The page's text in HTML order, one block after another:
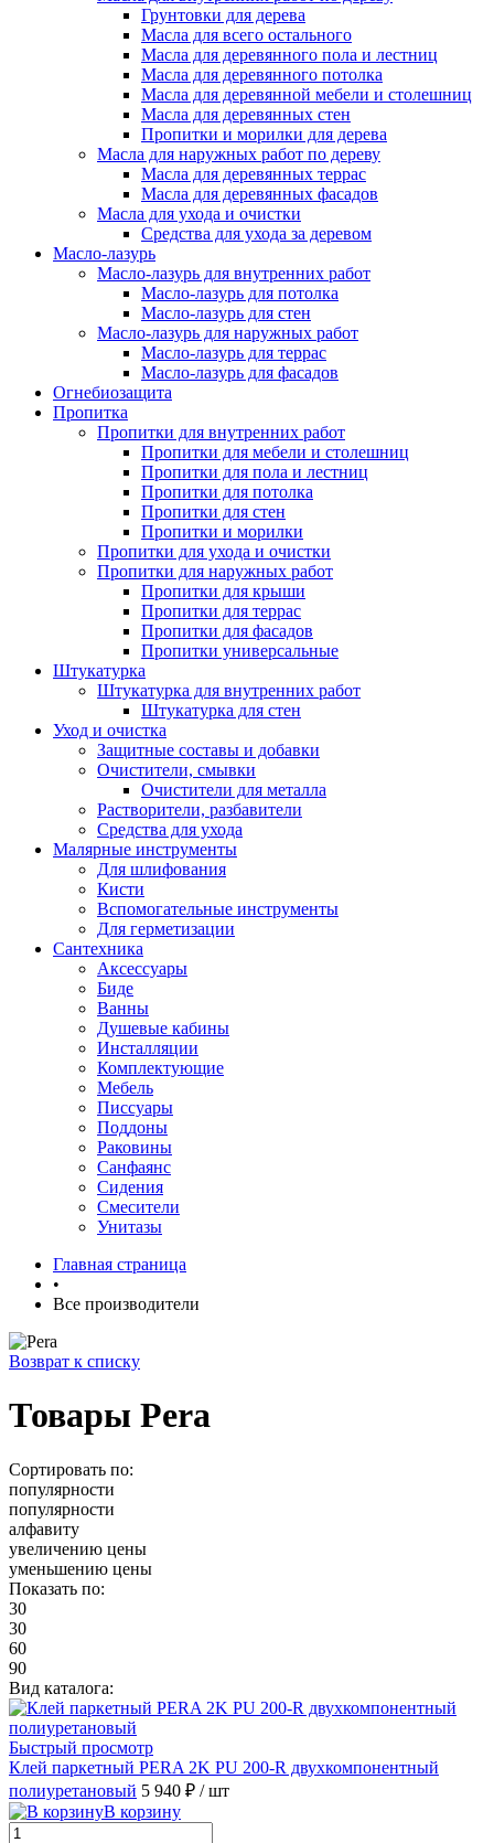
Грунтовки для дерева
Масла для всего остального
Масла для деревянного пола и лестниц
Масла для деревянного потолка
Масла для деревянной мебели и столешниц
Масла для деревянных стен
Пропитки и морилки для дерева
Масла для наружных работ по дереву
Масла для деревянных террас
Масла для деревянных фасадов
Масла для ухода и очистки
Средства для ухода за деревом
Масло-лазурь
Масло-лазурь для внутренних работ
Масло-лазурь для потолка
Масло-лазурь для стен
Масло-лазурь для наружных работ
Масло-лазурь для террас
Масло-лазурь для фасадов
Огнебиозащита
Пропитка
Пропитки для внутренних работ
Пропитки для мебели и столешниц
Пропитки для пола и лестниц
Пропитки для потолка
Пропитки для стен
Пропитки и морилки
Пропитки для ухода и очистки
Пропитки для наружных работ
Пропитки для крыши
Пропитки для террас
Пропитки для фасадов
Пропитки универсальные
Штукатурка
Штукатурка для внутренних работ
Штукатурка для стен
Уход и очистка
Защитные составы и добавки
Очистители, смывки
Очистители для металла
Растворители, разбавители
Средства для ухода
Малярные инструменты
Для шлифования
Кисти
Вспомогательные инструменты
Для герметизации
Сантехника
Аксессуары
Биде
Ванны
Душевые кабины
Инсталляции
Комплектующие
Мебель
Писсуары
Поддоны
Раковины
Санфаянс
Сидения
Смесители
Унитазы
Главная страница
•
Все производители
Возврат к списку
Товары Pera
Сортировать по:
популярности
популярности
алфавиту
увеличению цены
уменьшению цены
Показать по:
30
30
60
90
Вид каталога:
Быстрый просмотр
Клей паркетный PERA 2K PU 200-R двухкомпонентный
полиуретановый 5 940 ₽ / шт
В корзину